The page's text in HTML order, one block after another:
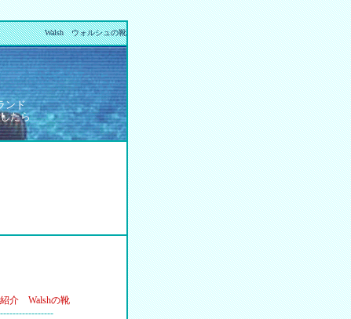
Walsh ウォルシュの靴
ンド
たら
介 Walshの靴